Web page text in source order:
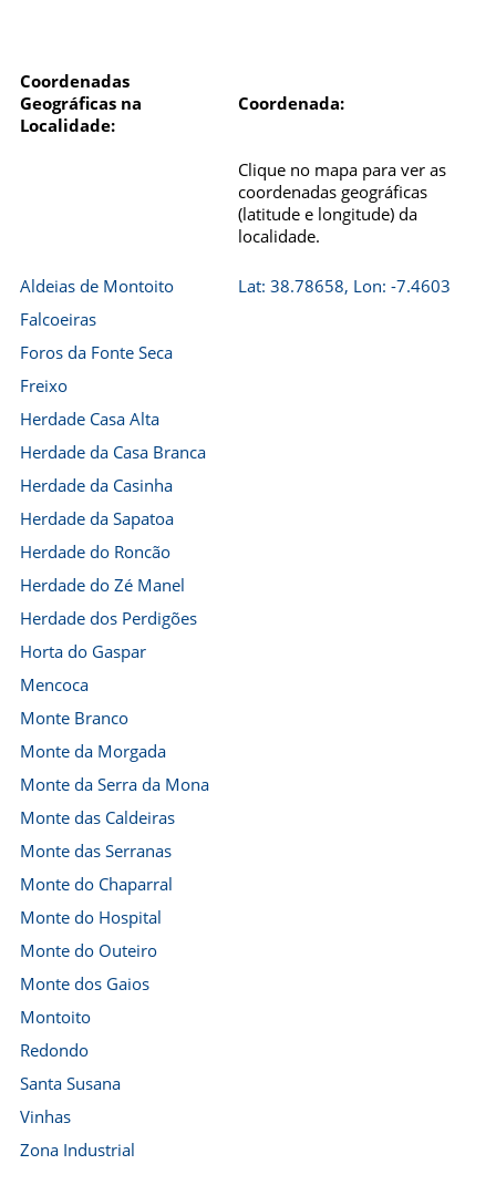
Coordenadas
Geográficas na
Localidade:
Coordenada:
Clique no mapa para ver as
coordenadas geográficas
(latitude e longitude) da
localidade.
Aldeias de Montoito
Falcoeiras
Foros da Fonte Seca
Freixo
Herdade Casa Alta
Herdade da Casa Branca
Herdade da Casinha
Herdade da Sapatoa
Herdade do Roncão
Herdade do Zé Manel
Herdade dos Perdigões
Horta do Gaspar
Mencoca
Monte Branco
Monte da Morgada
Monte da Serra da Mona
Monte das Caldeiras
Monte das Serranas
Monte do Chaparral
Monte do Hospital
Monte do Outeiro
Monte dos Gaios
Montoito
Redondo
Santa Susana
Vinhas
Zona Industrial
Lat: 38.78658, Lon: -7.4603